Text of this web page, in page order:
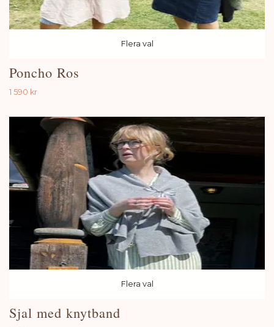
Flera val
Poncho Ros
1 590 kr
Flera val
Sjal med knytband